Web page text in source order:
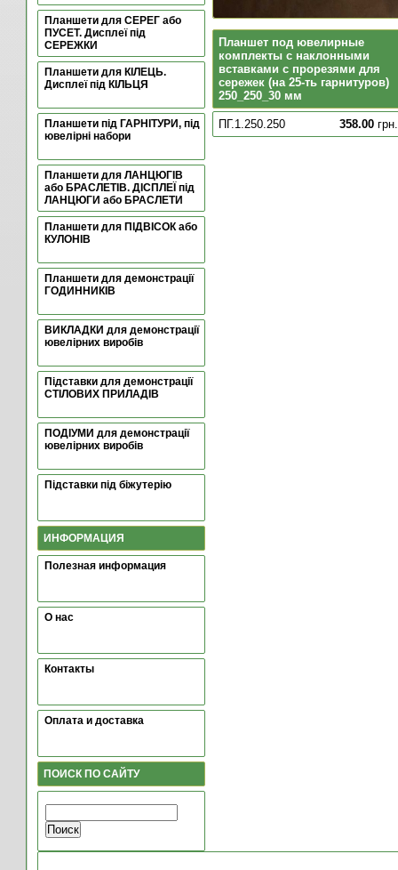
Планшети для СЕРЕГ або
ПУСЕТ. Дисплеї під
СЕРЕЖКИ
Планшети для КІЛЕЦЬ.
Дисплеї під КІЛЬЦЯ
Планшети під ГАРНІТУРИ, під
ювелірні набори
Планшети для ЛАНЦЮГІВ
або БРАСЛЕТІВ. ДІСПЛЕЇ під
ЛАНЦЮГИ або БРАСЛЕТИ
Планшети для ПІДВІСОК або
КУЛОНІВ
Планшети для демонстрації
ГОДИННИКІВ
ВИКЛАДКИ для демонстрації
ювелірних виробів
Підставки для демонстрації
СТІЛОВИХ ПРИЛАДІВ
ПОДІУМИ для демонстрації
ювелірних виробів
Підставки під біжутерію
ИНФОРМАЦИЯ
Полезная информация
О нас
Контакты
Оплата и доставка
ПОИСК ПО САЙТУ
Планшет под ювелирные
комплекты с наклонными
вставками с прорезями для
сережек (на 25-ть гарнитуров)
250_250_30 мм
358.00 грн.
ПГ.1.250.250